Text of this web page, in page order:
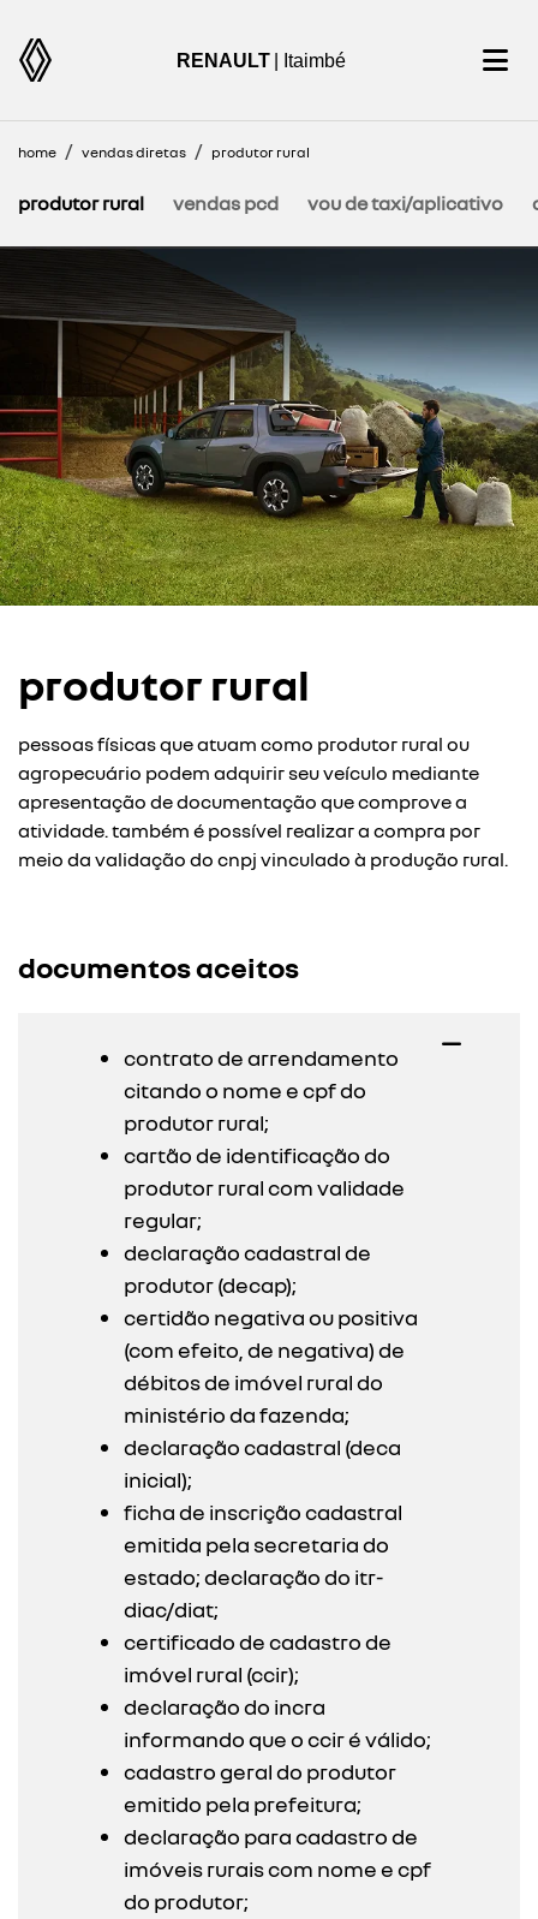
RENAULT | Itaimbé
home vendas diretas produtor rural
vendas pcd vou de taxi/aplicativo
produtor rural
produtor rural
pessoas físicas que atuam como produtor rural ou
agropecuário podem adquirir seu veículo mediante
apresentação de documentação que comprove a
atividade. também é possível realizar a compra por
meio da validação do cnpj vinculado à produção rural.
documentos aceitos
contrato de arrendamento
citando o nome e cpf do
produtor rural;
cartão de identificação do
produtor rural com validade
regular;
declaração cadastral de
produtor (decap);
certidão negativa ou positiva
(com efeito, de negativa) de
débitos de imóvel rural do
ministério da fazenda;
declaração cadastral (deca
inicial);
ficha de inscrição cadastral
emitida pela secretaria do
estado; declaração do itr-
diac/diat;
certificado de cadastro de
imóvel rural (ccir);
declaração do incra
informando que o ccir é válido;
cadastro geral do produtor
emitido pela prefeitura;
declaração para cadastro de
imóveis rurais com nome e cpf
do produtor;